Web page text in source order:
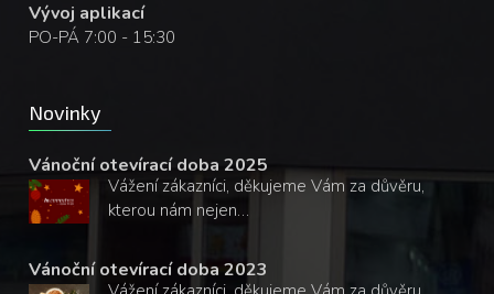
Vývoj aplikací
PO-PÁ 7:00 - 15:30
Novinky
Vánoční otevírací doba 2025
Vážení zákazníci, děkujeme Vám za důvěru,
kterou nám nejen…
Vánoční otevírací doba 2023